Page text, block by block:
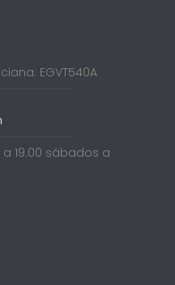
EGVT540A
a 19.00 sábados a